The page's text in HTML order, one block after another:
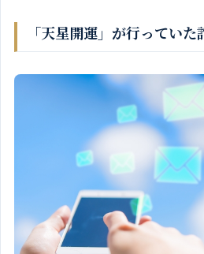
「天星開運」が行ってい